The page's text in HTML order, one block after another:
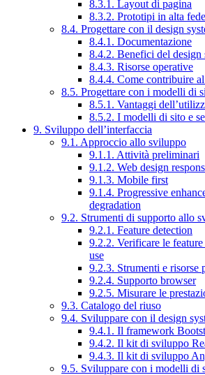
8.3.1. Layout di pagina
8.3.2. Prototipi in alta
8.4. Progettare con il design
8.4.1. Documentazione
8.4.2. Benefici del design
8.4.3. Risorse operative
8.4.4. Come contribuire
8.5. Progettare con i modelli di
8.5.1. Vantaggi
8.5.2. I modelli di sito e
9. Sviluppo dell’interfaccia
9.1. Approccio allo sviluppo
9.1.1. Attività preliminari
9.1.2. Web design
9.1.3. Mobile first
9.1.4. Progressive
degradation
9.2. Strumenti di supporto allo
9.2.1. Feature detection
9.2.2. Verificare le
use
9.2.3. Strumenti e risorse
9.2.4. Supporto browser
9.2.5. Misurare le
9.3. Catalogo del riuso
9.4. Sviluppare con il design
9.4.1. Il framework
9.4.2. Il kit di sviluppo
9.4.3. Il kit di sviluppo
9.5. Sviluppare con i modelli di